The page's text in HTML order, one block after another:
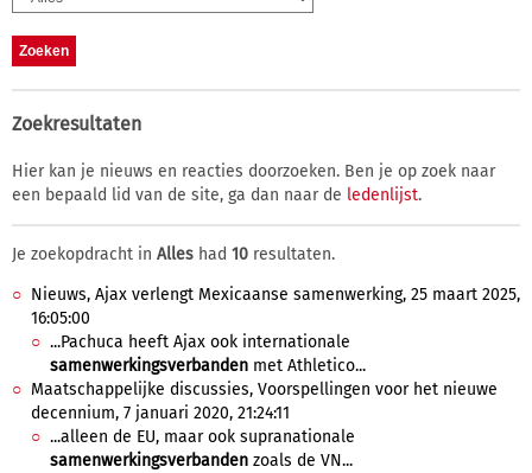
Zoekresultaten
Hier kan je nieuws en reacties doorzoeken. Ben je op zoek naar
een bepaald lid van de site, ga dan naar de ledenlijst.
Je zoekopdracht in Alles had 10 resultaten.
Nieuws, Ajax verlengt Mexicaanse samenwerking, 25 maart 2025,
16:05:00
...Pachuca heeft Ajax ook internationale
samenwerkingsverbanden met Athletico...
Maatschappelijke discussies, Voorspellingen voor het nieuwe
decennium, 7 januari 2020, 21:24:11
...alleen de EU, maar ook supranationale
samenwerkingsverbanden zoals de VN...